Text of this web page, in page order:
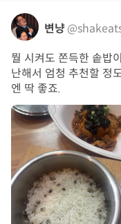
변냥
뭘 시켜도 쫀득한 솥밥
난해서 엄청 추천할 정
엔 딱 좋죠.